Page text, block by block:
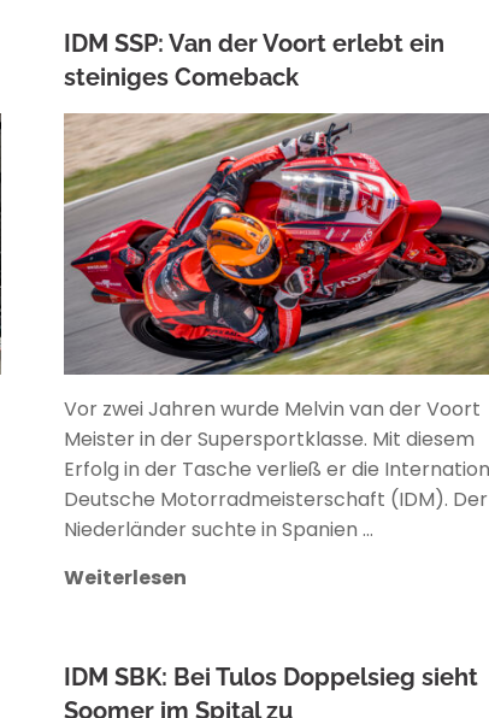
IDM SSP: Van der Voort erlebt ein
steiniges Comeback
WIECZOREK
Vor zwei Jahren wurde Melvin van der Voort
Meister in der Supersportklasse. Mit diesem
Erfolg in der Tasche verließ er die
Deutsche Motorradmeisterschaft (IDM). Der
Niederländer suchte in Spanien …
Weiterlesen
IDM SBK: Bei Tulos Doppelsieg sieht
Soomer im Spital zu